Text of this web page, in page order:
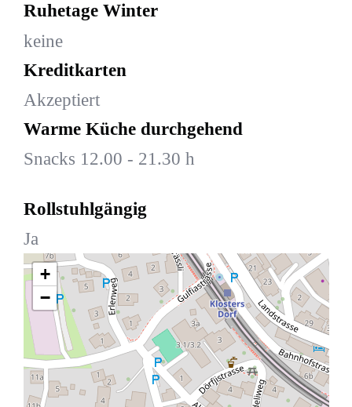
Ruhetage Winter
keine
Kreditkarten
Akzeptiert
Warme Küche durchgehend
Snacks 12.00 - 21.30 h
Rollstuhlgängig
Ja
+
−